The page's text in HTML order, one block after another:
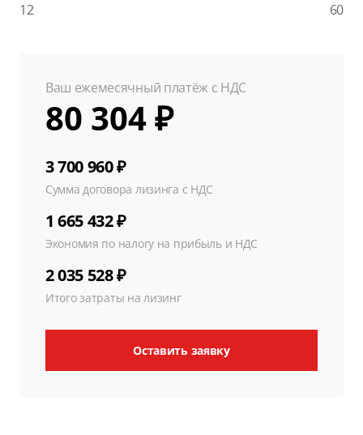
12 60
Ваш ежемесячный платёж с НДС
80 304 ₽
3 700 960 ₽
Сумма договора лизинга с НДС
1 665 432 ₽
Экономия по налогу на прибыль и НДС
2 035 528 ₽
Итого затраты на лизинг
Оставить заявку